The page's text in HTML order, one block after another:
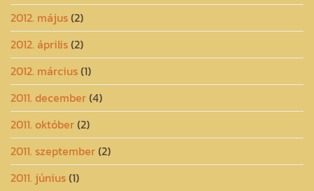
2012. május(2)
2012. április(2)
2012. március(1)
2011. december(4)
2011. október(2)
2011. szeptember(2)
2011. június(1)